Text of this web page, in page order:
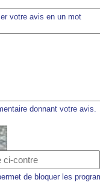
votre avis en un mot
donnant votre avis.
de bloquer les